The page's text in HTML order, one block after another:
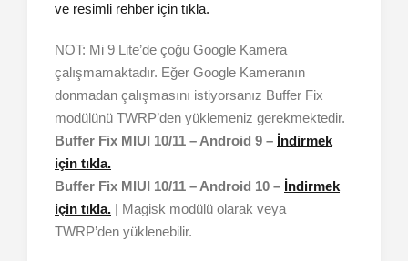
ve resimli rehber için tıkla.
NOT: Mi 9 Lite’de çoğu Google Kamera
çalışmamaktadır. Eğer Google Kameranın
donmadan çalışmasını istiyorsanız Buffer Fix
modülünü TWRP’den yüklemeniz gerekmektedir.
Buffer Fix MIUI 10/11 – Android 9 – İndirmek
için tıkla.
Buffer Fix MIUI 10/11 – Android 10 – İndirmek
için tıkla. | Magisk modülü olarak veya
TWRP’den yüklenebilir.